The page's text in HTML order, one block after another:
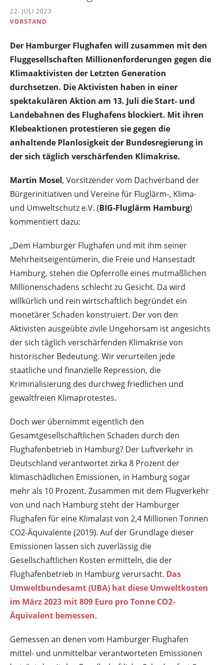
22. JULI 2023
VORSTAND
Der Hamburger Flughafen will zusammen mit den
Fluggesellschaften Millionenforderungen gegen die
Klimaaktivisten der Letzten Generation
durchsetzen. Die Aktivisten haben in einer
spektakulären Aktion am 13. Juli die Start- und
Landebahnen des Flughafens blockiert. Mit ihren
Klebeaktionen protestieren sie gegen die
anhaltende Planlosigkeit der Bundesregierung in
der sich täglich verschärfenden Klimakrise.
Martin Mosel, Vorsitzender vom Dachverband der
Bürgerinitiativen und Vereine für Fluglärm-, Klima-
und Umweltschutz e.V. (BIG-Fluglärm Hamburg)
kommentiert dazu:
„Dem Hamburger Flughafen und mit ihm seiner
Mehrheitseigentümerin, die Freie und Hansestadt
Hamburg, stehen die Opferrolle eines mutmaßlichen
Millionenschadens schlecht zu Gesicht. Da wird
willkürlich und rein wirtschaftlich begründet ein
monetärer Schaden konstruiert. Der von den
Aktivisten ausgeübte zivile Ungehorsam ist angesichts
der sich täglich verschärfenden Klimakrise von
historischer Bedeutung. Wir verurteilen jede
staatliche und finanzielle Repression, die
Kriminalisierung des durchweg friedlichen und
gewaltfreien Klimaprotestes.
Doch wer übernimmt eigentlich den
Gesamtgesellschaftlichen Schaden durch den
Flughafenbetrieb in Hamburg? Der Luftverkehr in
Deutschland verantwortet zirka 8 Prozent der
klimaschädlichen Emissionen, in Hamburg sogar
mehr als 10 Prozent. Zusammen mit dem Flugverkehr
von und nach Hamburg steht der Hamburger
Flughafen für eine Klimalast von 2,4 Millionen Tonnen
CO2-Äquivalente (2019). Auf der Grundlage dieser
Emissionen lassen sich zuverlässig die
Gesellschaftlichen Kosten ermitteln, die der
Flughafenbetrieb in Hamburg verursacht. Das
Umweltbundesamt (UBA) hat diese Umweltkosten
im März 2023 mit 809 Euro pro Tonne CO2-
Äquivalent bemessen.
Gemessen an denen vom Hamburger Flughafen
mittel- und unmittelbar verantworteten Emissionen